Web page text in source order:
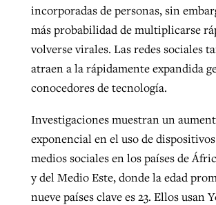
incorporadas de personas, sin
más probabilidad de multiplicarse
volverse virales. Las redes sociales
atraen a la rápidamente expandida
conocedores de tecnología.
Investigaciones muestran un
exponencial en el uso de
medios sociales en los países de
y del Medio Este, donde la edad
nueve países clave es 23. Ellos usan